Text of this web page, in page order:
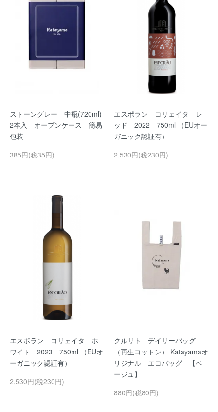
ストーングレー 中瓶(720ml)
2本入 オープンケース 簡易
包装
385円(税35円)
エスポラン コリェイタ レ
ッド 2022 750ml （EUオー
ガニック認証有）
2,530円(税230円)
エスポラン コリェイタ ホ
ワイト 2023 750ml （EUオ
ーガニック認証有）
2,530円(税230円)
クルリト デイリーバッグ
（再生コットン） Katayamaオ
リジナル エコバッグ 【ベ
ージュ】
880円(税80円)